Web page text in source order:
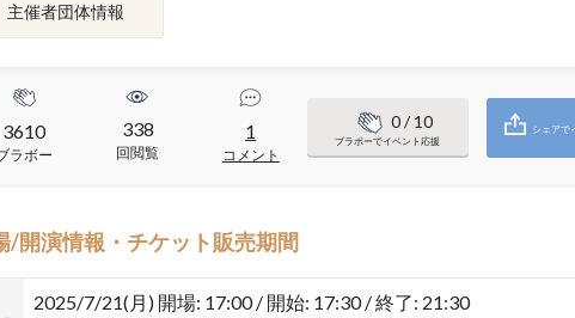
主催者団体情報
3610
ラボー
338
回閲覧
1
コメント
0/ 10
ブラボーでイベント応援
シェアで
/開演情報・チケット販売期間
2025/7/21(月) 開場: 17:00 / 開始: 17:30 / 終了: 21:30